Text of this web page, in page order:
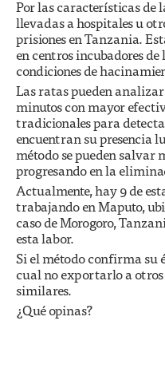
Por las características de
llevadas a hospitales u
prisiones en Tanzania.
en centros incubadores
condiciones de
Las ratas pueden
minutos con mayor
tradicionales para
encuentran su presencia
método se pueden salvar
progresando en la
Actualmente, hay 9 de
trabajando en Maputo,
caso de Morogoro,
esta labor.
Si el método confirma su
cual no exportarlo a otros
similares.
¿Qué opinas?